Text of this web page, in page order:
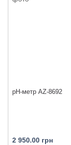
pH-метр AZ-8692
2 950.00 грн